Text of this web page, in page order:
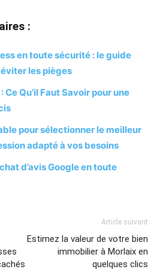
:
en toute sécurité : le guide
les pièges
Qu’il Faut Savoir pour une
pour sélectionner le meilleur
adapté à vos besoins
d’avis Google en toute
Article suivant
Estimez la valeur de votre bien
immobilier à Morlaix en
quelques clics